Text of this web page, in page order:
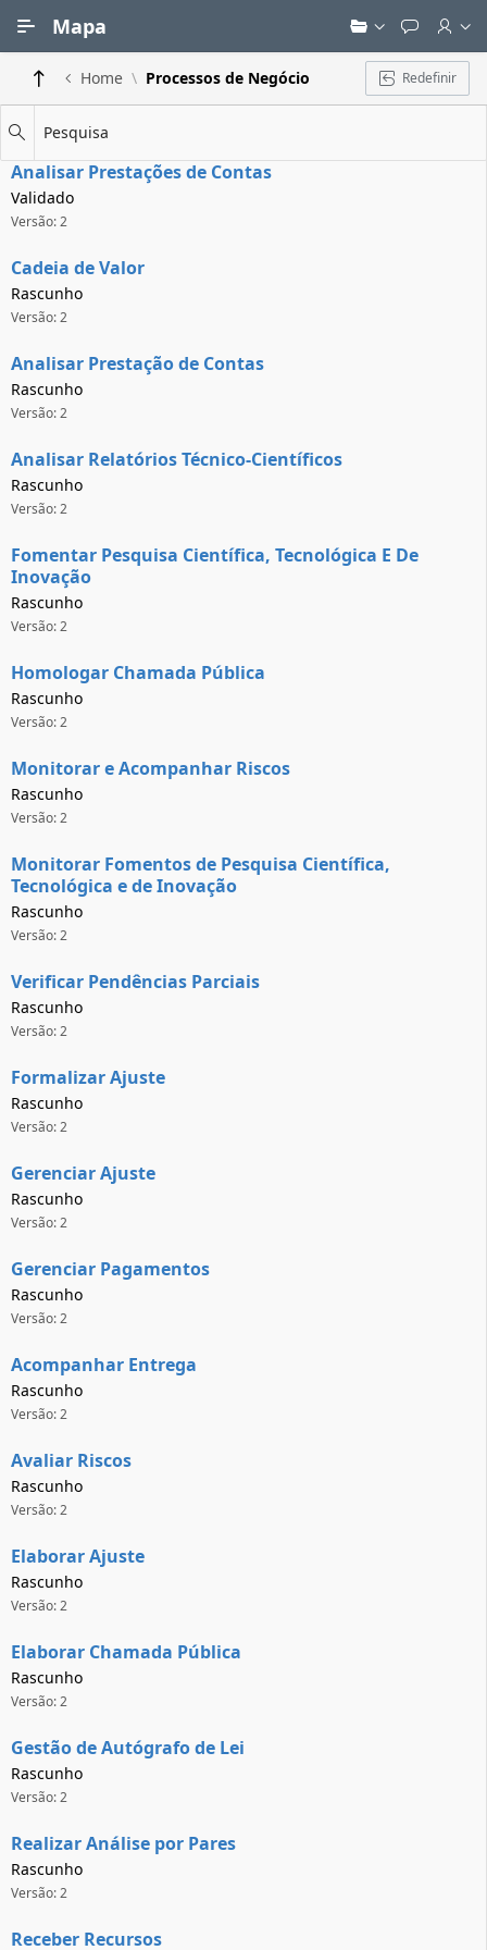
Mapa
Home Processos de Negócio Redefinir
Pesquisa
Analisar Prestações de Contas
Validado
Versão: 2
Cadeia de Valor
Rascunho
Versão: 2
Analisar Prestação de Contas
Rascunho
Versão: 2
Analisar Relatórios Técnico-Científicos
Rascunho
Versão: 2
Fomentar Pesquisa Científica, Tecnológica E De
Inovação
Rascunho
Versão: 2
Homologar Chamada Pública
Rascunho
Versão: 2
Monitorar e Acompanhar Riscos
Rascunho
Versão: 2
Monitorar Fomentos de Pesquisa Científica,
Tecnológica e de Inovação
Rascunho
Versão: 2
Verificar Pendências Parciais
Rascunho
Versão: 2
Formalizar Ajuste
Rascunho
Versão: 2
Gerenciar Ajuste
Rascunho
Versão: 2
Gerenciar Pagamentos
Rascunho
Versão: 2
Acompanhar Entrega
Rascunho
Versão: 2
Avaliar Riscos
Rascunho
Versão: 2
Elaborar Ajuste
Rascunho
Versão: 2
Elaborar Chamada Pública
Rascunho
Versão: 2
Gestão de Autógrafo de Lei
Rascunho
Versão: 2
Realizar Análise por Pares
Rascunho
Versão: 2
Receber Recursos